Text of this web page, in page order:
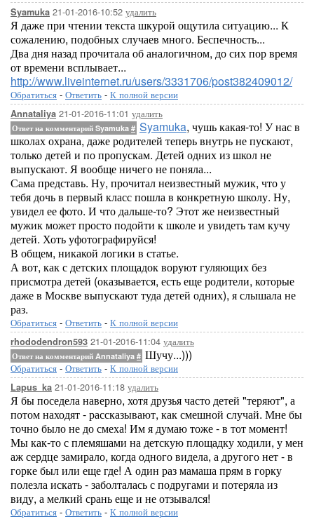
Syamuka 21-01-2016-10:52 удалить
Я даже при чтении текста шкурой ощутила ситуацию... К
сожалению, подобных случаев много. Беспечность...
Два дня назад прочитала об аналогичном, до сих пор время
от времени всплывает...
http://www.liveinternet.ru/users/3331706/post382409012/
Обратиться - Ответить - К полной версии
Annataliya 21-01-2016-11:01 удалить
Ответ на комментарий Syamuka # Syamuka, чушь какая-то! У нас в
школах охрана, даже родителей теперь внутрь не пускают,
только детей и по пропускам. Детей одних из школ не
выпускают. Я вообще ничего не поняла...
Сама представь. Ну, прочитал неизвестный мужик, что у
тебя дочь в первый класс пошла в конкретную школу. Ну,
увидел ее фото. И что дальше-то? Этот же неизвестный
мужик может просто подойти к школе и увидеть там кучу
детей. Хоть уфотографируйся!
В общем, никакой логики в статье.
А вот, как с детских площадок воруют гуляющих без
присмотра детей (оказывается, есть еще родители, которые
даже в Москве выпускают туда детей одних), я слышала не
раз.
Обратиться - Ответить - К полной версии
rhododendron593 21-01-2016-11:04 удалить
Ответ на комментарий Annataliya # Шучу...)))
Обратиться - Ответить - К полной версии
Lapus_ka 21-01-2016-11:18 удалить
Я бы поседела наверно, хотя друзья часто детей "теряют", а
потом находят - рассказывают, как смешной случай. Мне бы
точно было не до смеха! Им я думаю тоже - в тот момент!
Мы как-то с племяшами на детскую площадку ходили, у мен
аж сердце замирало, когда одного видела, а другого нет - в
горке был или еще где! А один раз мамаша прям в горку
полезла искать - заболталась с подругами и потеряла из
виду, а мелкий срань еще и не отзывался!
Обратиться - Ответить - К полной версии